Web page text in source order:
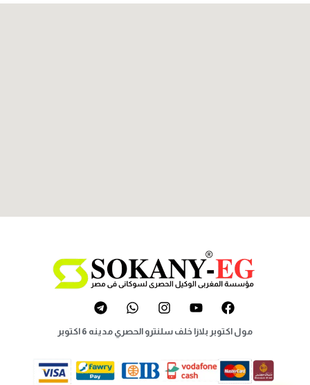
مول اكتوبر بلازا خلف سلنترو الحصري مدينه 6 اكتوبر